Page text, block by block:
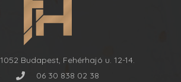
1052 Budapest, Fehérhajó u. 12-14.
06 30 838 02 38